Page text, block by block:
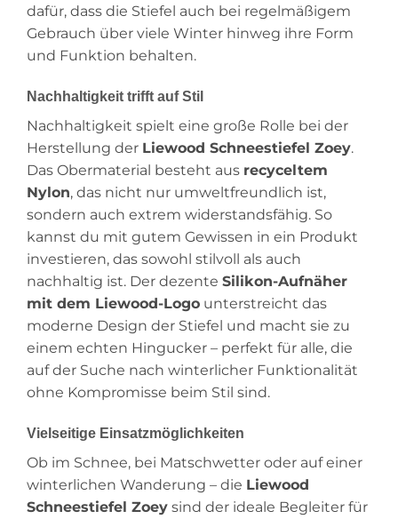
dafür, dass die Stiefel auch bei regelmäßigem
Gebrauch über viele Winter hinweg ihre Form
und Funktion behalten.
Nachhaltigkeit trifft auf Stil
Nachhaltigkeit spielt eine große Rolle bei der
Herstellung der Liewood Schneestiefel Zoey.
Das Obermaterial besteht aus recyceltem
Nylon, das nicht nur umweltfreundlich ist,
sondern auch extrem widerstandsfähig. So
kannst du mit gutem Gewissen in ein Produkt
investieren, das sowohl stilvoll als auch
nachhaltig ist. Der dezente Silikon-Aufnäher
mit dem Liewood-Logo unterstreicht das
moderne Design der Stiefel und macht sie zu
einem echten Hingucker – perfekt für alle, die
auf der Suche nach winterlicher Funktionalität
ohne Kompromisse beim Stil sind.
Vielseitige Einsatzmöglichkeiten
Ob im Schnee, bei Matschwetter oder auf einer
winterlichen Wanderung – die Liewood
Schneestiefel Zoey sind der ideale Begleiter für